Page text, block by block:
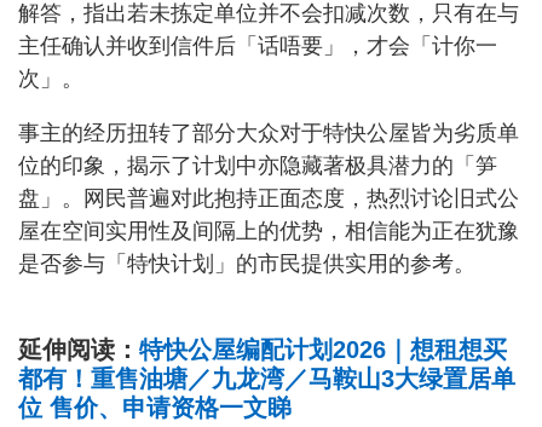
解答，指出若未拣定单位并不会扣减次数，只有在与
主任确认并收到信件后「话唔要」，才会「计你一
次」。
事主的经历扭转了部分大众对于特快公屋皆为劣质单
位的印象，揭示了计划中亦隐藏著极具潜力的「笋
盘」。网民普遍对此抱持正面态度，热烈讨论旧式公
屋在空间实用性及间隔上的优势，相信能为正在犹豫
是否参与「特快计划」的市民提供实用的参考。
延伸阅读： 特快公屋编配计划2026｜想租想买
都有！重售油塘／九龙湾／马鞍山3大绿置居单
位 售价、申请资格一文睇